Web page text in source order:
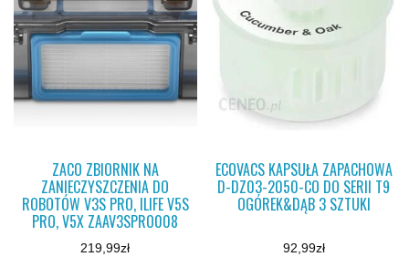
ZACO ZBIORNIK NA
ZANIECZYSZCZENIA DO
ROBOTÓW V3S PRO, ILIFE V5S
PRO, V5X ZAAV3SPRO008
219,99zł
ECOVACS KAPSUŁA ZAPACHOWA
D-DZ03-2050-CO DO SERII T9
OGÓREK&DĄB 3 SZTUKI
92,99zł